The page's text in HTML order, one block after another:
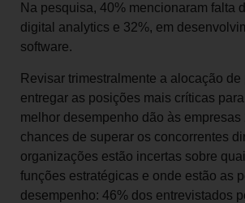
Na pesquisa, 40% mencionaram falta
digital analytics e 32%, em
software.
Revisar trimestralmente a alocação de
entregar as posições mais críticas
melhor desempenho dão às empresas
chances de superar os concorrentes
organizações estão incertas sobre
funções estratégicas e onde estão as
desempenho: 46% dos entrevistados